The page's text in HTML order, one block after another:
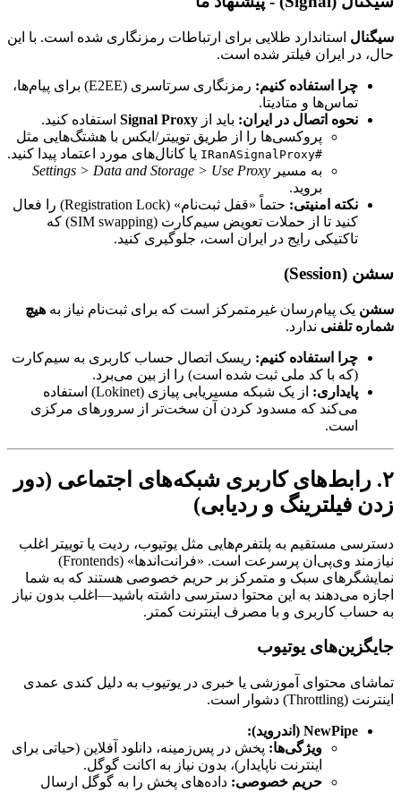
سیگنال استاندارد طلایی برای ارتباطات رمزنگاری شده است. با این
حال، در ایران فیلتر شده است.
چرا استفاده کنیم:
رمزنگاری سرتاسری (E2EE) برای پیام‌ها،
تماس‌ها و متادیتا.
نحوه اتصال در ایران: باید از Signal Proxy استفاده کنید.
پروکسی‌ها را از طریق توییتر/ایکس با هشتگ‌هایی مثل
#IRanASignalProxy
یا کانال‌های مورد اعتماد پیدا کنید.
به مسیر Settings > Data and Storage > Use Proxy
بروید.
نکته امنیتی:
حتماً «قفل ثبت‌نام» (Registration Lock) را فعال
کنید تا از حملات تعویض سیم‌کارت (SIM swapping) که
تاکتیکی رایج در ایران است، جلوگیری کنید.
سشن (Session)
سشن یک پیام‌رسان غیرمتمرکز است که برای ثبت‌نام نیاز به هیچ
شماره تلفنی ندارد.
چرا استفاده کنیم: ریسک اتصال حساب کاربری به سیم‌کارت
(که با کد ملی ثبت شده است) را از بین می‌برد.
پایداری:
از یک شبکه مسیریابی پیازی (Lokinet) استفاده
می‌کند که مسدود کردن آن سخت‌تر از سرورهای مرکزی
است.
۲. رابط‌های کاربری شبکه‌های اجتماعی (دور
زدن فیلترینگ و ردیابی)
دسترسی مستقیم به پلتفرم‌هایی مثل یوتیوب، ردیت یا توییتر اغلب
نیازمند وی‌پی‌ان پرسرعت است. «فرانت‌اندها» (Frontends)
نمایشگرهای سبک و متمرکز بر حریم خصوصی هستند که به شما
اجازه می‌دهند به این محتوا دسترسی داشته باشید—اغلب بدون نیاز
به حساب کاربری و با مصرف اینترنت کمتر.
جایگزین‌های یوتیوب
تماشای محتوای آموزشی یا خبری در یوتیوب به دلیل کندی عمدی
اینترنت (Throttling) دشوار است.
NewPipe (اندروید):
ویژگی‌ها: پخش در پس‌زمینه، دانلود آفلاین (حیاتی برای
اینترنت ناپایدار)، بدون نیاز به اکانت گوگل.
حریم خصوصی: داده‌های پخش را به گوگل ارسال